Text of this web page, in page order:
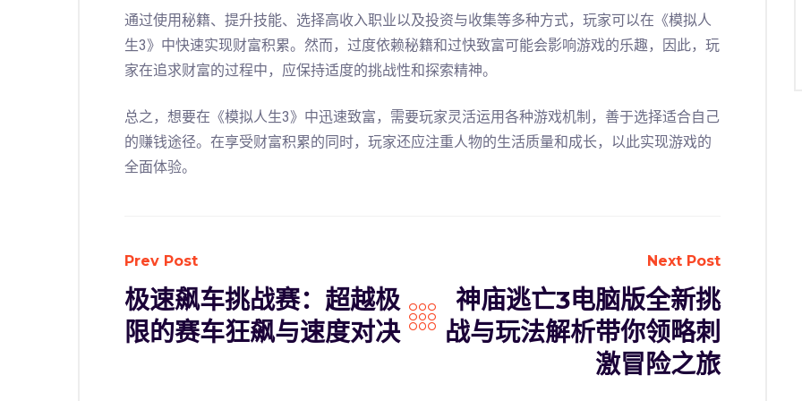
通过使用秘籍、提升技能、选择高收入职业以及投资与收集等多种方式，玩家可以在《模拟人
生3》中快速实现财富积累。然而，过度依赖秘籍和过快致富可能会影响游戏的乐趣，因此，玩
家在追求财富的过程中，应保持适度的挑战性和探索精神。
总之，想要在《模拟人生3》中迅速致富，需要玩家灵活运用各种游戏机制，善于选择适合自己
的赚钱途径。在享受财富积累的同时，玩家还应注重人物的生活质量和成长，以此实现游戏的
全面体验。
Prev Post
极速飙车挑战赛：超越极
限的赛车狂飙与速度对决
Next Post
神庙逃亡3电脑版全新挑
战与玩法解析带你领略刺
激冒险之旅